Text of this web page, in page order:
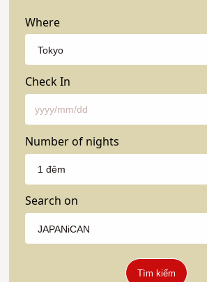
Where
Check In
Number of nights
Search on
Tìm kiếm